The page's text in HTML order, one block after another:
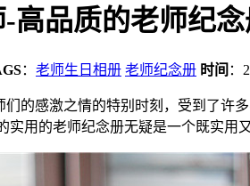
高品质的老师纪念
： 老师生日相册 老师纪念册 时间 ：
的感激之情的特别时刻，受到了许
实用的老师纪念册无疑是一个既实用